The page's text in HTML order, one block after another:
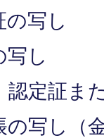
の写し
写し
認定証ま
の写し（